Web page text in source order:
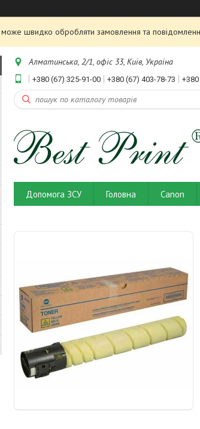
швидко обробляти замовлення та
Алматинська, 2/1, офіс 33, Київ, Україна
+380 (67) 325-91-00 +380 (67) 403-78-73
Допомога ЗСУ Головна Canon